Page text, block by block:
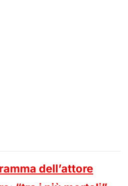
dell’attore